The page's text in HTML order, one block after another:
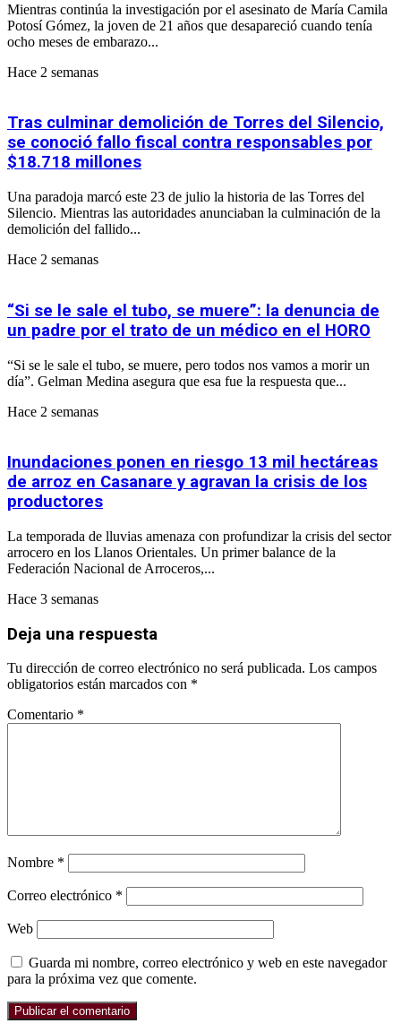
Mientras continúa la investigación por el asesinato de María Camila
Potosí Gómez, la joven de 21 años que desapareció cuando tenía
ocho meses de embarazo...
Hace 2 semanas
Tras culminar demolición de Torres del Silencio,
se conoció fallo fiscal contra responsables por
$18.718 millones
Una paradoja marcó este 23 de julio la historia de las Torres del
Silencio. Mientras las autoridades anunciaban la culminación de la
demolición del fallido...
Hace 2 semanas
“Si se le sale el tubo, se muere”: la denuncia de
un padre por el trato de un médico en el HORO
“Si se le sale el tubo, se muere, pero todos nos vamos a morir un
día”. Gelman Medina asegura que esa fue la respuesta que...
Hace 2 semanas
Inundaciones ponen en riesgo 13 mil hectáreas
de arroz en Casanare y agravan la crisis de los
productores
La temporada de lluvias amenaza con profundizar la crisis del sector
arrocero en los Llanos Orientales. Un primer balance de la
Federación Nacional de Arroceros,...
Hace 3 semanas
Deja una respuesta
Tu dirección de correo electrónico no será publicada. Los campos
obligatorios están marcados con *
Comentario *
Nombre *
Correo electrónico *
Web
Guarda mi nombre, correo electrónico y web en este navegador
para la próxima vez que comente.